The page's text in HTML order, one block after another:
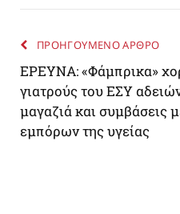
ΠΡΟΗΓΟΥΜΕΝΟ ΑΡΘΡΟ
ΕΡΕΥΝΑ: «Φάμπρικα»
γιατρούς του ΕΣΥ
μαγαζιά και συμβάσεις
εμπόρων της υγείας